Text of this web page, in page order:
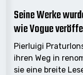
Seine Werke
wie Vogue
Pierluigi
ihren Weg in
sie eine breite